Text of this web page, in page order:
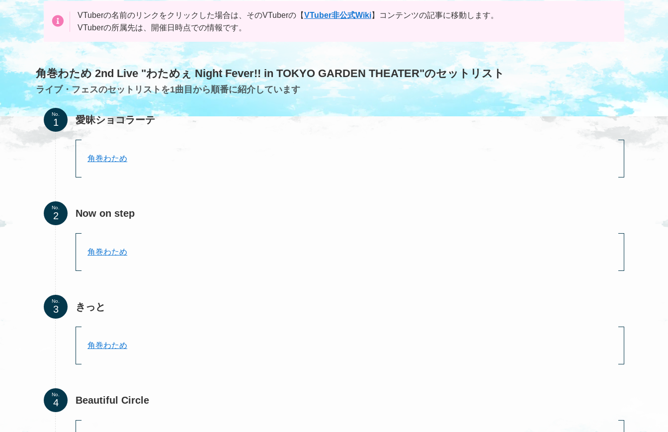
VTuberの名前のリンクをクリック した場合は、そのVTuberの【VTuber非公式Wiki】コンテンツの記事に移動します。
VTuberの所属先は、開催日時点での情報です。
角巻わため 2nd Live "わためぇ Night Fever!! in TOKYO GARDEN THEATER"のセットリスト
ライブ・フェスのセットリストを1曲目から順番に紹介しています
No. 愛昧ショコラーテ
角巻わため
No. Now on step
角巻わため
No. きっと
角巻わため
No. Beautiful Circle